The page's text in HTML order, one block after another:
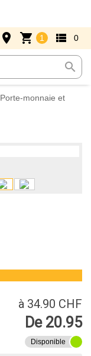
search
place shopping_cart 1 view_list 0
Porte-monnaie et
à 34.90 CHF
De 20.95
Disponible